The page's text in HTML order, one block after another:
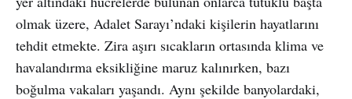
olmak üzere, Adalet Sarayı’ndaki kişilerin hayatlarını
tehdit etmekte. Zira aşırı sıcakların ortasında klima ve
havalandırma eksikliğine maruz kalınırken, bazı
boğulma vakaları yaşandı. Aynı şekilde banyolardaki,